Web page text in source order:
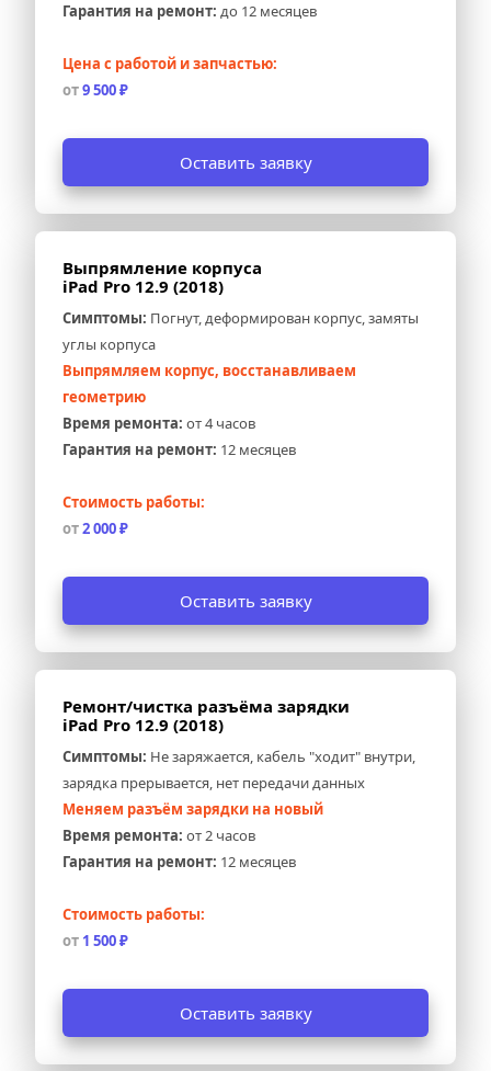
Гарантия на ремонт: до 12 месяцев
Цена с работой и запчастью:
от 9 500 ₽
Оставить заявку
Выпрямление корпуса
iPad Pro 12.9 (2018)
Симптомы: Погнут, деформирован корпус, замяты
углы корпуса
Выпрямляем корпус, восстанавливаем
геометрию
Время ремонта: от 4 часов
Гарантия на ремонт: 12 месяцев
Стоимость работы:
от 2 000 ₽
Оставить заявку
Ремонт/чистка разъёма зарядки
iPad Pro 12.9 (2018)
Симптомы: Не заряжается, кабель "ходит" внутри,
зарядка прерывается, нет передачи данных
Меняем разъём зарядки на новый
Время ремонта: от 2 часов
Гарантия на ремонт: 12 месяцев
Стоимость работы:
от 1 500 ₽
Оставить заявку